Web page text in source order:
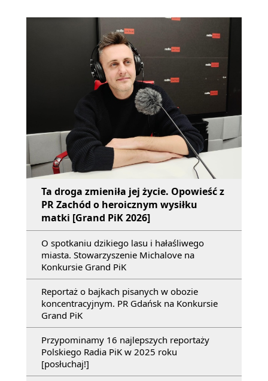
Ta droga zmieniła jej życie. Opowieść z
PR Zachód o heroicznym wysiłku
matki [Grand PiK 2026]
O spotkaniu dzikiego lasu i hałaśliwego
miasta. Stowarzyszenie Michalove na
Konkursie Grand PiK
Reportaż o bajkach pisanych w obozie
koncentracyjnym. PR Gdańsk na Konkursie
Grand PiK
Przypominamy 16 najlepszych reportaży
Polskiego Radia PiK w 2025 roku
[posłuchaj!]